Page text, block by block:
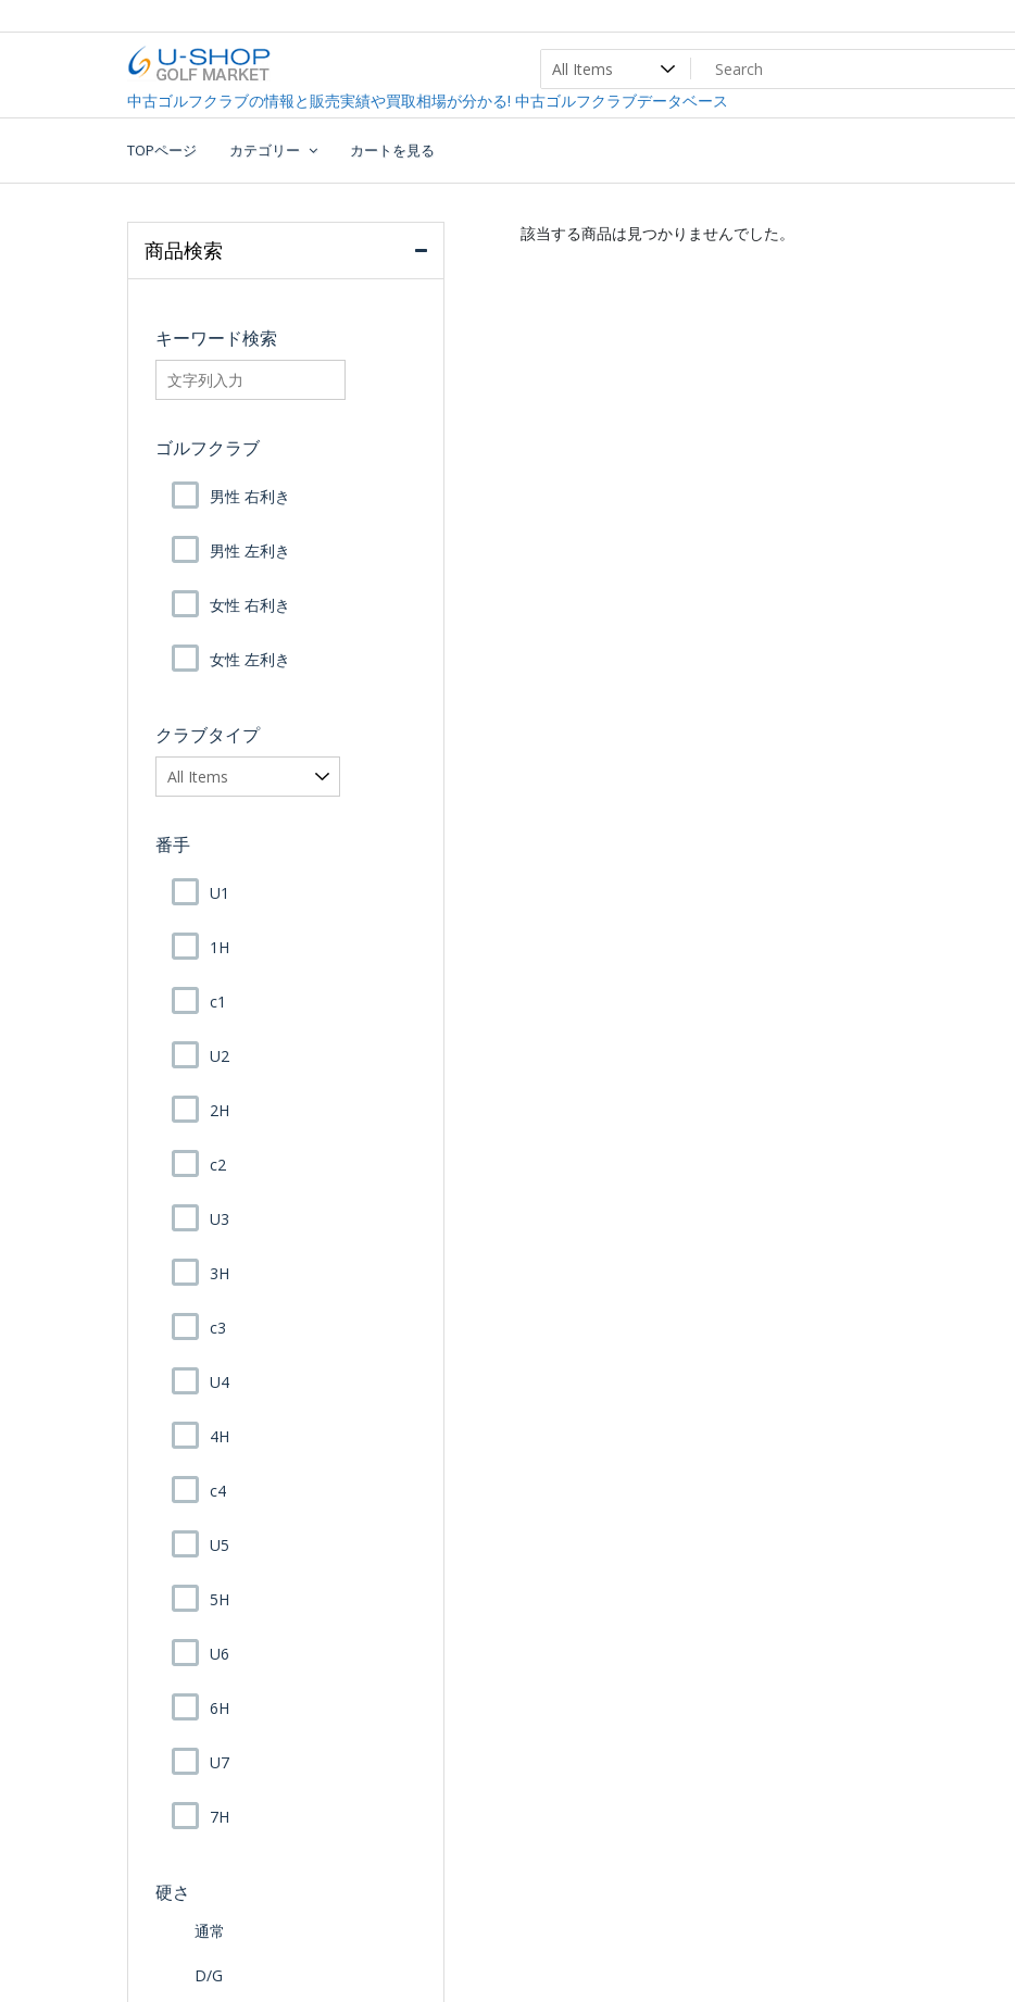
to
U-SHOP Golf Market dev
中古ゴルフクラブ最大級！U-SHOPゴルフマーケット
中古ゴルフクラブの情報と販売実績や買取相場が分かる! 中古ゴルフクラブデータベース
TOPページ カテゴリー カートを見る
該当する商品は見つかりませんでした。
商品検索
キーワード検索
searchfilter_pro
ゴルフクラブ
男性 右利き
男性 左利き
女性 右利き
女性 左利き
クラブタイプ
番手
U1
1H
c1
U2
2H
c2
U3
3H
c3
U4
4H
c4
U5
5H
U6
6H
U7
7H
硬さ
通常
D/G